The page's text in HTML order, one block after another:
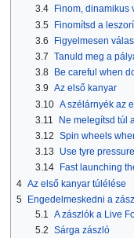
3.4
Finom, dinamikus
3.5 Finomítsd a
3.6
Figyelmesen
3.7 Tanuld meg a
3.8
Be careful when
3.9 Az első kanyar
3.10 A szélárnyék az
3.11
Ne melegítsd túl
3.12 Spin wheels
3.13
Use tyre
3.14
Fast launching
4 Az első kanyar túlélése
5 Engedelmeskedni a
5.1
A zászlók a Live
5.2 Sárga zászló